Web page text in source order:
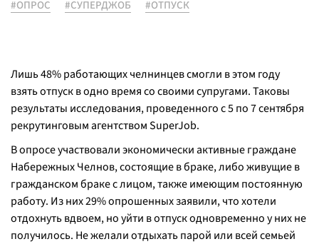
#ОПРОС #СУПЕРДЖОБ #ОТПУСК
Лишь 48% работающих челнинцев смогли в этом году
взять отпуск в одно время со своими супругами. Таковы
результаты исследования, проведенного с 5 по 7 сентября
рекрутинговым агентством SuperJob.
В опросе участвовали экономически активные граждане
Набережных Челнов, состоящие в браке, либо живущие в
гражданском браке с лицом, также имеющим постоянную
работу. Из них 29% опрошенных заявили, что хотели
отдохнуть вдвоем, но уйти в отпуск одновременно у них не
получилось. Не желали отдыхать парой или всей семьей